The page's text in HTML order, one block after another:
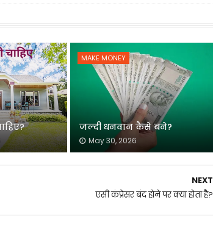
MAKE MONEY
जल्दी धनवान कैसे बने?
May 30, 2026
NEXT
एसी कंप्रेसर बंद होने पर क्या होता है?